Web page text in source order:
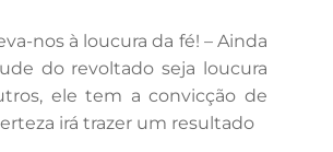
nos à loucura da fé! – Ainda
do revoltado seja loucura
ele tem a convicção de
irá trazer um resultado